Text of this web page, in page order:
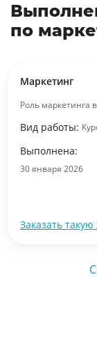
по
Маркетинг
Роль маркетинга
Вид работы:
Выполнена:
30 января 2026
Заказать